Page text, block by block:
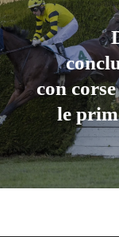
con
le